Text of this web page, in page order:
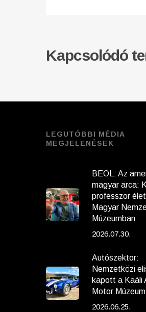
Kapcsolódó
LEGUTÓBBI MÉDIA
MEGJELENÉSEK
BEOL: Az
magyar arca:
professzor
Magyar
Múzeumban
2026.07.30.
Autószektor:
Nemzetközi
kapott a Kaáli
Motor Múzeum
2026.06.25.